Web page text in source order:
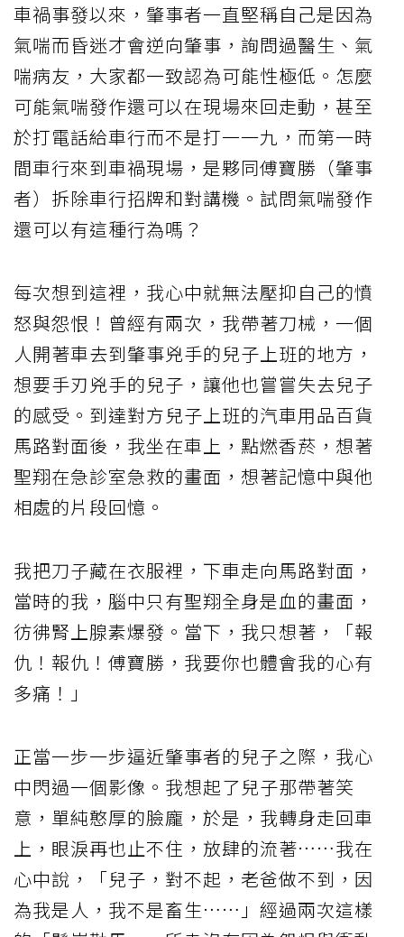
車禍事發以來，肇事者一直堅稱自己是因為
氣喘而昏迷才會逆向肇事，詢問過醫生、氣
喘病友，大家都一致認為可能性極低。怎麼
可能氣喘發作還可以在現場來回走動，甚至
於打電話給車行而不是打一一九，而第一時
間車行來到車禍現場，是夥同傅寶勝（肇事
者）拆除車行招牌和對講機。試問氣喘發作
還可以有這種行為嗎？
每次想到這裡，我心中就無法壓抑自己的憤
怒與怨恨！曾經有兩次，我帶著刀械，一個
人開著車去到肇事兇手的兒子上班的地方，
想要手刃兇手的兒子，讓他也嘗嘗失去兒子
的感受。到達對方兒子上班的汽車用品百貨
馬路對面後，我坐在車上，點燃香菸，想著
聖翔在急診室急救的畫面，想著記憶中與他
相處的片段回憶。
我把刀子藏在衣服裡，下車走向馬路對面，
當時的我，腦中只有聖翔全身是血的畫面，
彷彿腎上腺素爆發。當下，我只想著，「報
仇！報仇！傅寶勝，我要你也體會我的心有
多痛！」
正當一步一步逼近肇事者的兒子之際，我心
中閃過一個影像。我想起了兒子那帶著笑
意，單純憨厚的臉龐，於是，我轉身走回車
上，眼淚再也止不住，放肆的流著……我在
心中說，「兒子，對不起，老爸做不到，因
為我是人，我不是畜生……」經過兩次這樣